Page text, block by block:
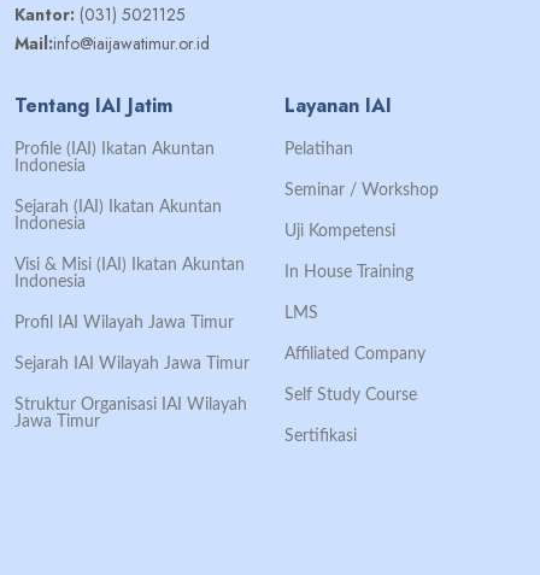
Kantor: (031) 5021125
Mail:info@iaijawatimur.or.id
Tentang IAI Jatim
Profile (IAI) Ikatan Akuntan
Indonesia
Sejarah (IAI) Ikatan Akuntan
Indonesia
Visi & Misi (IAI) Ikatan Akuntan
Indonesia
Profil IAI Wilayah Jawa Timur
Sejarah IAI Wilayah Jawa Timur
Struktur Organisasi IAI Wilayah
Jawa Timur
Layanan IAI
Pelatihan
Seminar / Workshop
Uji Kompetensi
In House Training
LMS
Affiliated Company
Self Study Course
Sertifikasi